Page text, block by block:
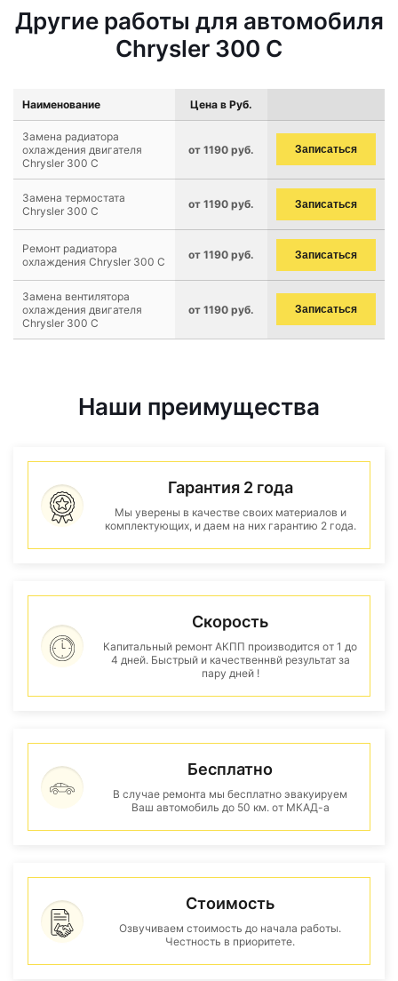
Другие работы для автомобиля
Chrysler 300 C
Наименование Цена в Руб.
Замена радиатора
охлаждения двигателя
Chrysler 300 C
от 1190 руб. Записаться
Замена термостата
Chrysler 300 C
от 1190 руб. Записаться
Ремонт радиатора
охлаждения Chrysler 300 C
от 1190 руб. Записаться
Замена вентилятора
охлаждения двигателя
Chrysler 300 C
от 1190 руб. Записаться
Наши преимущества
Гарантия 2 года
Мы уверены в качестве своих материалов и
комплектующих, и даем на них гарантию 2 года.
Скорость
Капитальный ремонт АКПП производится от 1 до
4 дней. Быстрый и качественнвй результат за
пару дней !
Бесплатно
В случае ремонта мы бесплатно эвакуируем
Ваш автомобиль до 50 км. от МКАД-а
Стоимость
Озвучиваем стоимость до начала работы.
Честность в приоритете.